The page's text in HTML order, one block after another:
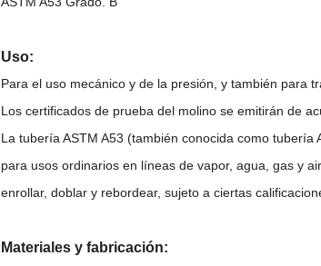
Uso:
Para el uso mecánico y de la presión, y también para
Los certificados de prueba del molino se emitirán de
La tubería ASTM A53 (también conocida como
para usos ordinarios en líneas de vapor, agua, gas y
enrollar, doblar y rebordear, sujeto a ciertas
Materiales y fabricación: